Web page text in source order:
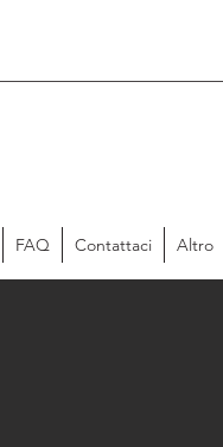
FAQ Contattaci Altro